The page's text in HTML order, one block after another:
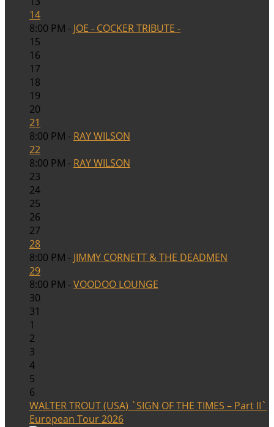
14
8:00 PM - JOE - COCKER TRIBUTE -
15
16
17
18
19
20
21
8:00 PM - RAY WILSON
22
8:00 PM - RAY WILSON
23
24
25
26
27
28
8:00 PM - JIMMY CORNETT & THE DEADMEN
29
8:00 PM -VOODOO LOUNGE
30
31
1
2
3
4
5
6
WALTER TROUT (USA) `SIGN OF THE TIMES – Part II`
European Tour 2026